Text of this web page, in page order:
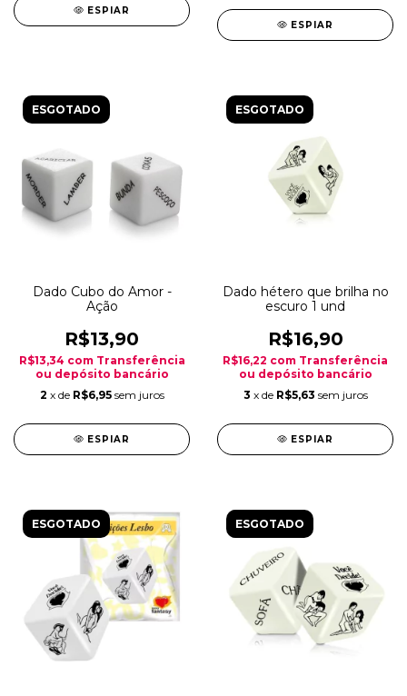
ESPIAR
ESPIAR
ESGOTADO
Dado Cubo do Amor -
Ação
R$13,90
R$13,34 com Transferência
ou depósito bancário
2 x de R$6,95 sem juros
ESPIAR
ESGOTADO
Dado hétero que brilha no
escuro 1 und
R$16,90
R$16,22 com Transferência
ou depósito bancário
3 x de R$5,63 sem juros
ESPIAR
ESGOTADO ESGOTADO